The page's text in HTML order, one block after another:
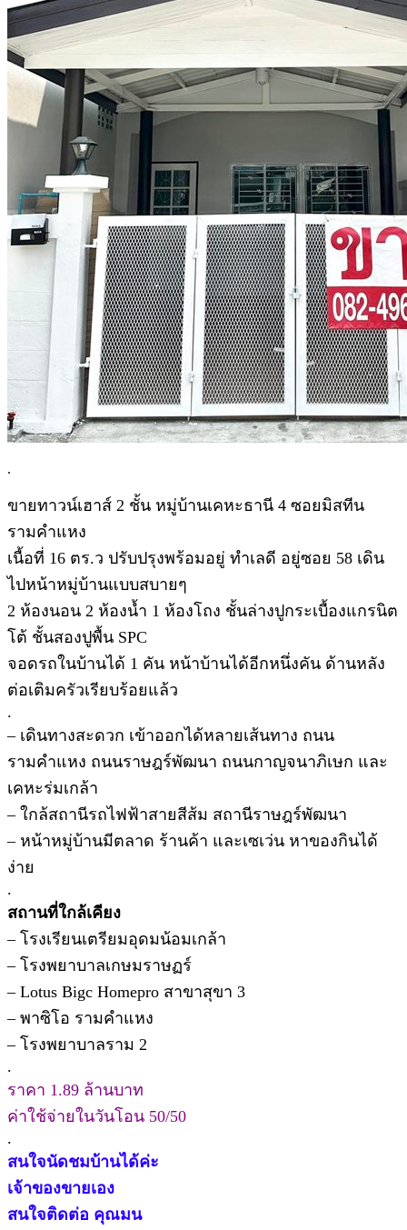
.
ขายทาวน์เฮาส์ 2 ชั้น หมู่บ้านเคหะธานี 4 ซอยมิสทีน
รามคำแหง
เนื้อที่ 16 ตร.ว ปรับปรุงพร้อมอยู่ ทำเลดี อยู่ซอย 58 เดิน
ไปหน้าหมู่บ้านแบบสบายๆ
2 ห้องนอน 2 ห้องน้ำ 1 ห้องโถง ชั้นล่างปูกระเบื้องแกรนิต
โต้ ชั้นสองปูพื้น SPC
จอดรถในบ้านได้ 1 คัน หน้าบ้านได้อีกหนึ่งคัน ด้านหลัง
ต่อเติมครัวเรียบร้อยแล้ว
.
– เดินทางสะดวก เข้าออกได้หลายเส้นทาง ถนน
รามคำแหง ถนนราษฎร์พัฒนา ถนนกาญจนาภิเษก และ
เคหะร่มเกล้า
– ใกล้สถานีรถไฟฟ้าสายสีส้ม สถานีราษฎร์พัฒนา
– หน้าหมู่บ้านมีตลาด ร้านค้า และเซเว่น หาของกินได้
ง่าย
.
สถานที่ใกล้เคียง
– โรงเรียนเตรียมอุดมน้อมเกล้า
– โรงพยาบาลเกษมราษฏร์
– Lotus Bigc Homepro สาขาสุขา 3
– พาซิโอ รามคำแหง
– โรงพยาบาลราม 2
.
ราคา 1.89 ล้านบาท
ค่าใช้จ่ายในวันโอน 50/50
.
สนใจนัดชมบ้านได้ค่ะ
เจ้าของขายเอง
สนใจติดต่อ คุณมน